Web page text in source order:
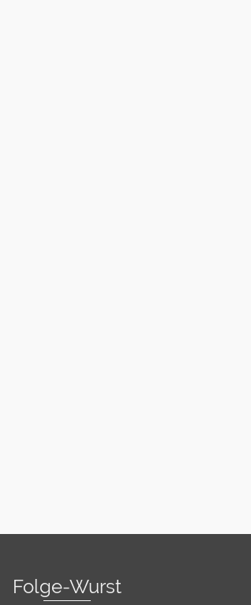
Folge-Wurst